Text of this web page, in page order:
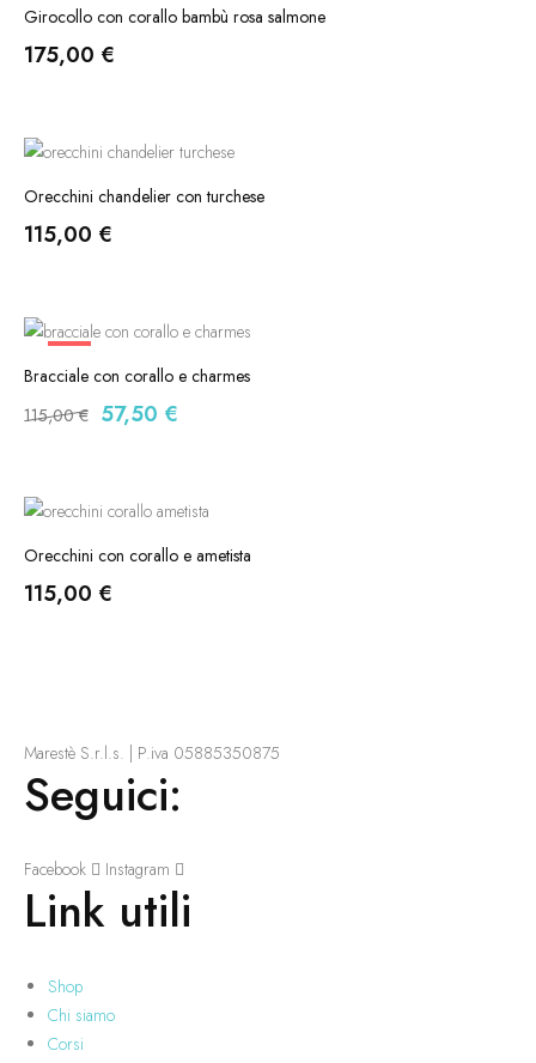
Girocollo con corallo bambù rosa salmone
175,00 €
Orecchini chandelier con turchese
115,00 €
-50%
Bracciale con corallo e charmes
115,00€ Il
prezzo
115,00 €.
57,50 €
Orecchini con corallo e ametista
115,00 €
Marestè S.r.l.s. | P.iva 05885350875
Seguici:
Facebook Instagram
Link utili
Shop
Chi siamo
Corsi